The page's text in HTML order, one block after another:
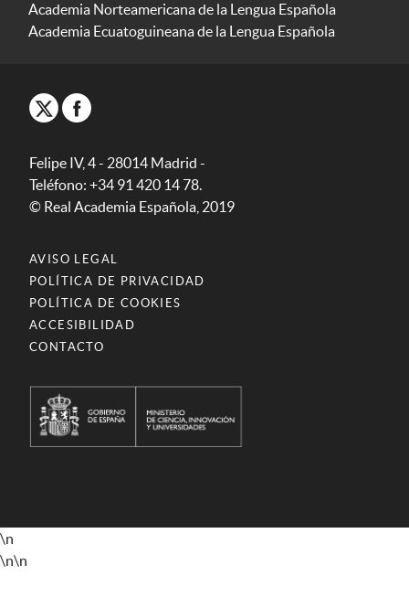
Academia Norteamericana de la Lengua Española
Academia Ecuatoguineana de la Lengua Española
Felipe IV, 4 - 28014 Madrid -
Teléfono: +34 91 420 14 78.
© Real Academia Española, 2019
AVISO LEGAL
POLÍTICA DE PRIVACIDAD
POLÍTICA DE COOKIES
ACCESIBILIDAD
CONTACTO
\n
\n\n